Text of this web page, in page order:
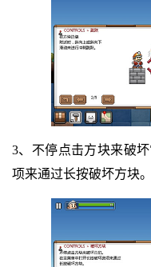
3、不停点击方块来破
项来通过长按破坏方块。